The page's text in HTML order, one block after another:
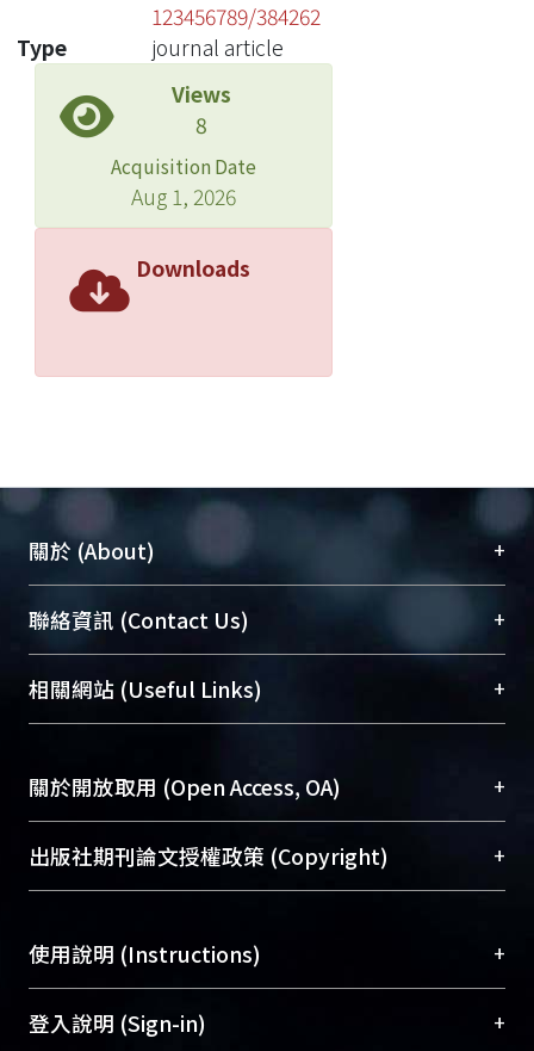
123456789/384262
Type
journal article
Views
8
Acquisition Date
Aug 1, 2026
Downloads
關於 (About) +
臺大位居世界頂尖大學之列，為永久珍藏及向國際
展現本校豐碩的研究成果及學術能量，圖書館整合
機構典藏（NTUR）與學術庫（AH）不同功能平
台，成為臺大學術典藏NTU scholars。期能整合研
成果。
To permanently archive and promote researcher
profiles and scholarly works, Library integrates the
services of “NTU Repository” with “Academic
聯絡資訊 (Contact Us) +
總館學科館員(Main Library)
醫學圖書館學科館員(Medical Library)
Sciences Library)
相關網站 (Useful Links) +
關於開放取用 (Open Access, OA) +
開放取用是從使用者角度提升資訊取用性的社會運
動，應用在學術研究上是透過將研究著作公開供使
用逐年攀升。同時可加速研究發展、提升研究影響
Archive）平台。 （點選深入了解OA）
出版社期刊論文授權政策 (Copyright) +
含部分內容的版權非匯入者所有，或由第三方贊
助與合作完成，請確認該版權所有者及第三方同
意提供此授權。
使用說明 (Instructions) +
網站簡介(Quickstart Guide)
登入說明 (Sign-in) +